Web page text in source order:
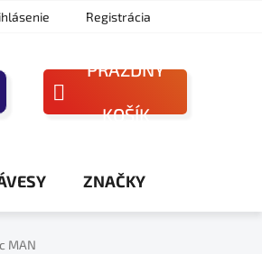
Registrácia
NÁKUPNÝ
PRÁZDNY
KOŠÍK
ZNAČKY
MAN